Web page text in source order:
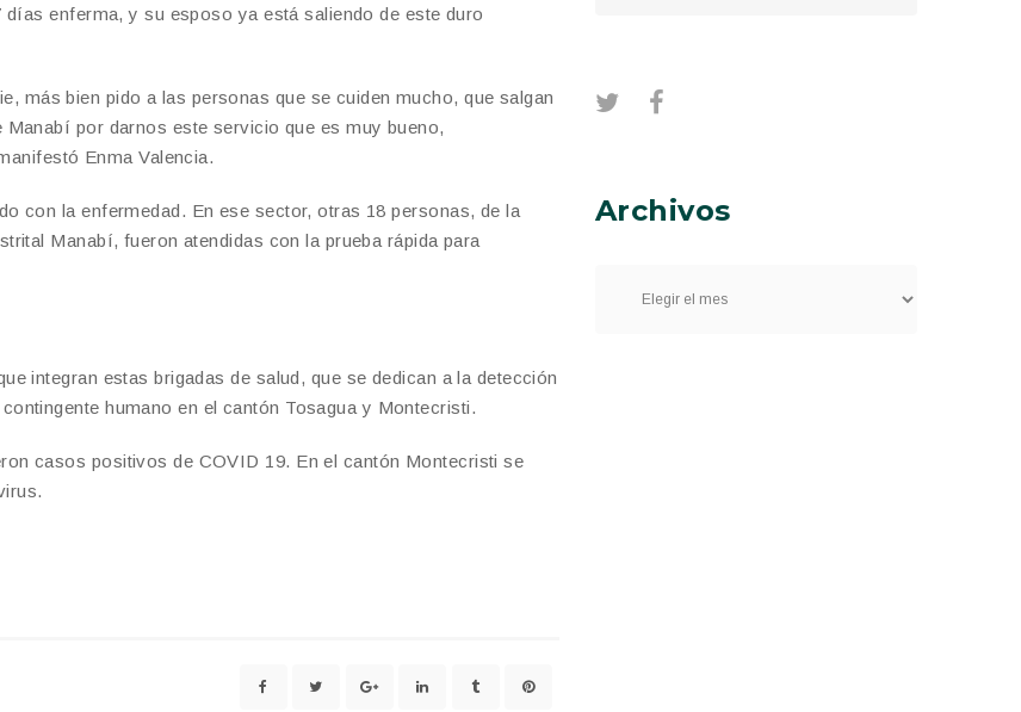
enferma, y su esposo ya está saliendo de este duro
más bien pido a las personas que se cuiden mucho, que salgan
por darnos este servicio que es muy bueno,
Enma Valencia.
con la enfermedad. En ese sector, otras 18 personas, de la
Manabí, fueron atendidas con la prueba rápida para
integran estas brigadas de salud, que se dedican a la detección
humano en el cantón Tosagua y Montecristi.
casos positivos de COVID 19. En el cantón Montecristi se
Archivos